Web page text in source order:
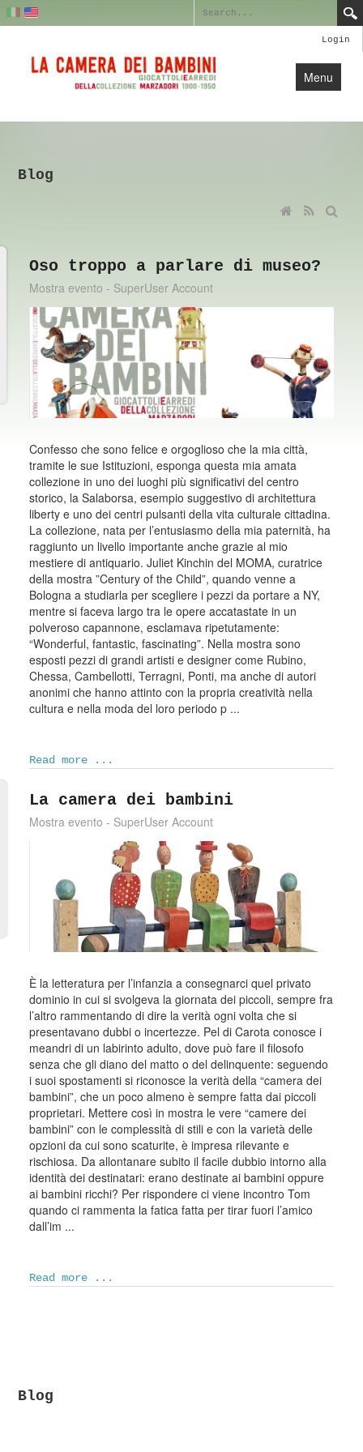
Login
Menu
Home
Blog
Blog
Oso troppo a parlare di museo?
Mostra evento - SuperUser Account
Confesso che sono felice e orgoglioso che la mia città,
tramite le sue Istituzioni, esponga questa mia amata
collezione in uno dei luoghi più significativi del centro
storico, la Salaborsa, esempio suggestivo di architettura
liberty e uno dei centri pulsanti della vita culturale cittadina.
La collezione, nata per l’entusiasmo della mia paternità, ha
raggiunto un livello importante anche grazie al mio
mestiere di antiquario. Juliet Kinchin del MOMA, curatrice
della mostra ”Century of the Child”, quando venne a
Bologna a studiarla per scegliere i pezzi da portare a NY,
mentre si faceva largo tra le opere accatastate in un
polveroso capannone, esclamava ripetutamente:
“Wonderful, fantastic, fascinating”. Nella mostra sono
esposti pezzi di grandi artisti e designer come Rubino,
Chessa, Cambellotti, Terragni, Ponti, ma anche di autori
anonimi che hanno attinto con la propria creatività nella
cultura e nella moda del loro periodo p ...
Read more ...
La camera dei bambini
Mostra evento - SuperUser Account
È la letteratura per l’infanzia a consegnarci quel privato
dominio in cui si svolgeva la giornata dei piccoli, sempre fra
l’altro rammentando di dire la verità ogni volta che si
presentavano dubbi o incertezze. Pel di Carota conosce i
meandri di un labirinto adulto, dove può fare il filosofo
senza che gli diano del matto o del delinquente: seguendo
i suoi spostamenti si riconosce la verità della “camera dei
bambini”, che un poco almeno è sempre fatta dai piccoli
proprietari. Mettere così in mostra le vere “camere dei
bambini” con le complessità di stili e con la varietà delle
opzioni da cui sono scaturite, è impresa rilevante e
rischiosa. Da allontanare subito il facile dubbio intorno alla
identità dei destinatari: erano destinate ai bambini oppure
ai bambini ricchi? Per rispondere ci viene incontro Tom
quando ci rammenta la fatica fatta per tirar fuori l’amico
dall’im ...
Read more ...
Blog